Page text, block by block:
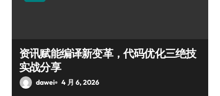
资讯赋能编译新变革，代码优化三绝技
实战分享
dawei 4 月 6, 2026